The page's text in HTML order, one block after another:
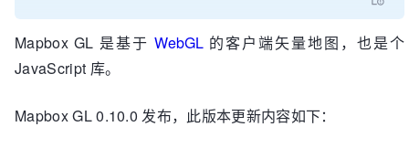
Mapbox GL 是基于 WebGL的客户端矢量地图，也是个
JavaScript 库。
Mapbox GL 0.10.0 发布，此版本更新内容如下：